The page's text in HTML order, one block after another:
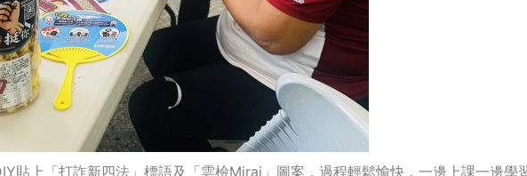
貼上「打詐新四法」標語及「雲檢Mirai」圖案，過程輕鬆愉快，一邊上課一邊學